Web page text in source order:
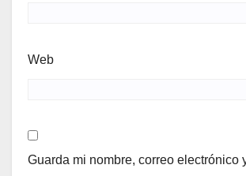
Web
Guarda mi nombre, correo electrónico